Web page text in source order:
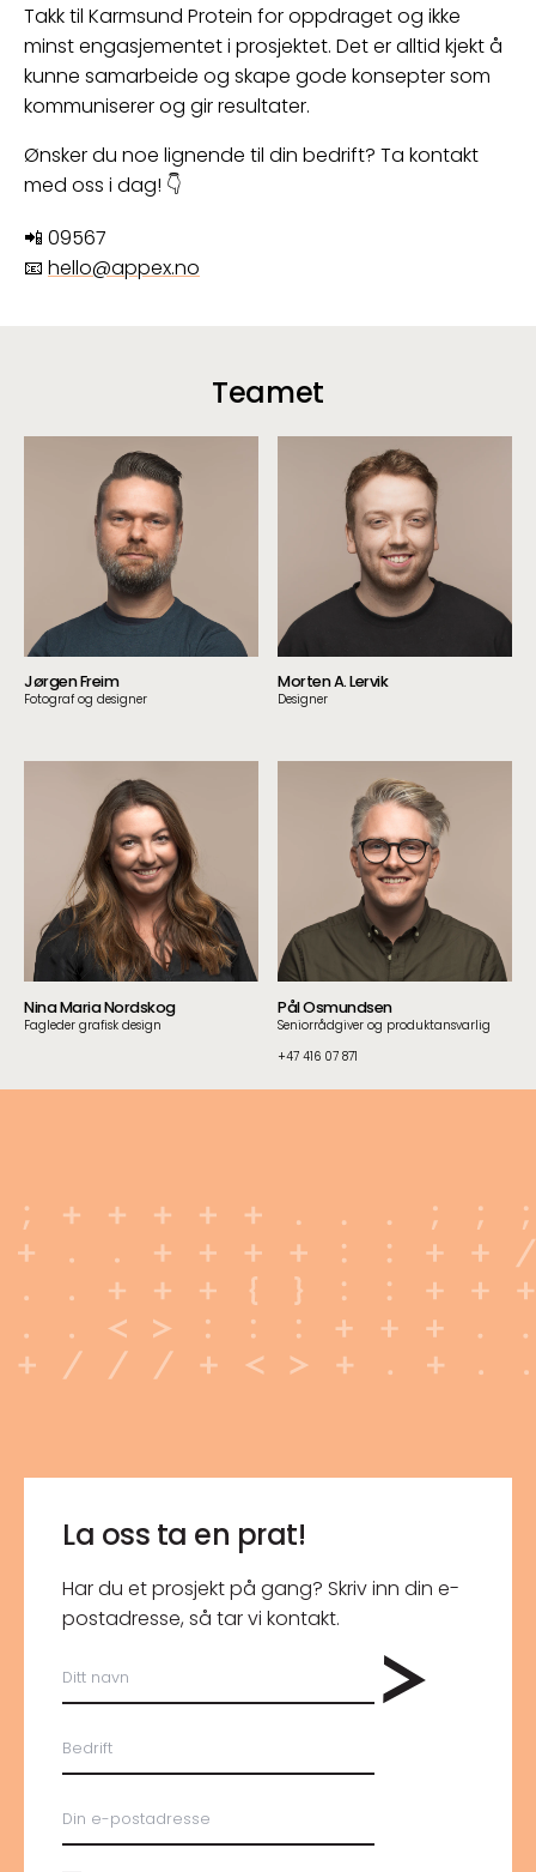
Takk til Karmsund Protein for oppdraget og ikke
minst engasjementet i prosjektet. Det er alltid kjekt å
kunne samarbeide og skape gode konsepter som
kommuniserer og gir resultater.
Ønsker du noe lignende til din bedrift? Ta kontakt
med oss i dag! 👇
📲 09567
📧 hello@appex.no
Teamet
Jørgen Freim
Fotograf og designer
Morten A. Lervik
Designer
Nina Maria Nordskog
Fagleder grafisk design
Pål Osmundsen
Seniorrådgiver og produktansvarlig
+47 416 07 871
La oss ta en prat!
Har du et prosjekt på gang? Skriv inn din e-
post­adresse, så tar vi kontakt.
Ditt
navn
Bedrift
E-
post*